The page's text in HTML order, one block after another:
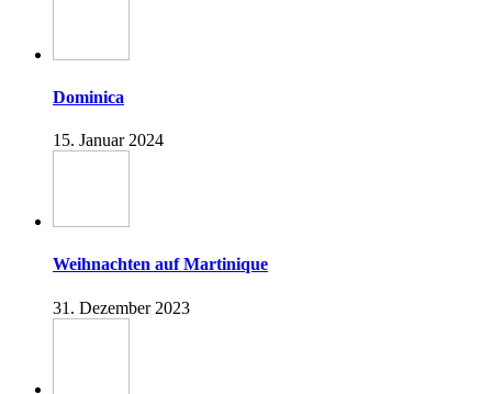
Dominica
15. Januar 2024
Weihnachten auf Martinique
31. Dezember 2023